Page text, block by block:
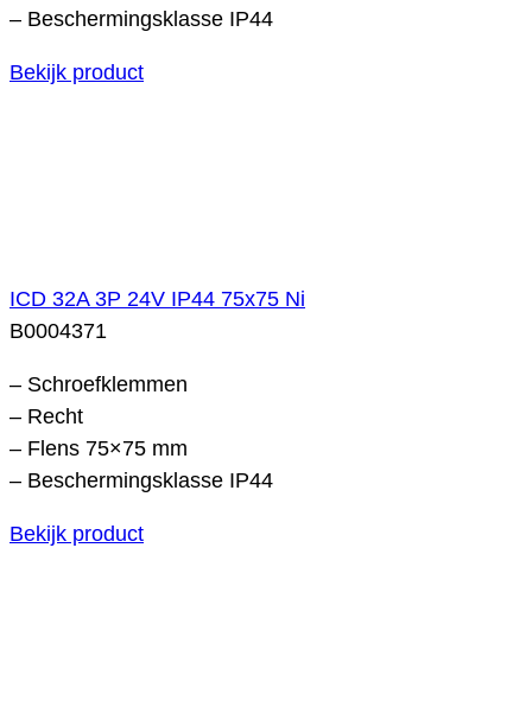
– Beschermingsklasse IP44
Bekijk product
ICD 32A 3P 24V IP44 75x75 Ni
B0004371
– Schroefklemmen
– Recht
– Flens 75×75 mm
– Beschermingsklasse IP44
Bekijk product